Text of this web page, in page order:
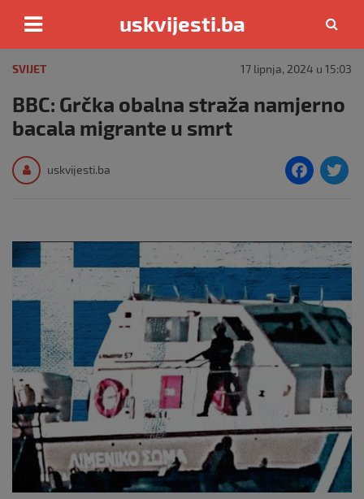
content
uskvijesti.ba
SVIJET 17 lipnja, 2024 u 15:03
BBC: Grčka obalna straža namjerno
bacala migrante u smrt
uskvijesti.ba
F
e
b
o
o
k